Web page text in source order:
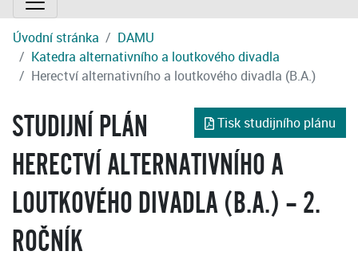
Úvodní stránka
DAMU
Katedra alternativního a loutkového divadla
Herectví alternativního a loutkového divadla (B.A.)
Tisk studijního plánu
STUDIJNÍ PLÁN
HERECTVÍ ALTERNATIVNÍHO A
LOUTKOVÉHO DIVADLA (B.A.) – 2.
ROČNÍK